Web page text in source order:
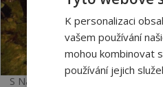
S Napoleonem I. Bonapartem se
K personalizaci
vašem používání
mohou kombinovat
používání jejich